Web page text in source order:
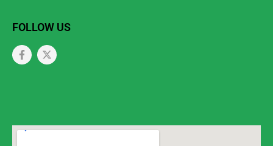
FOLLOW US